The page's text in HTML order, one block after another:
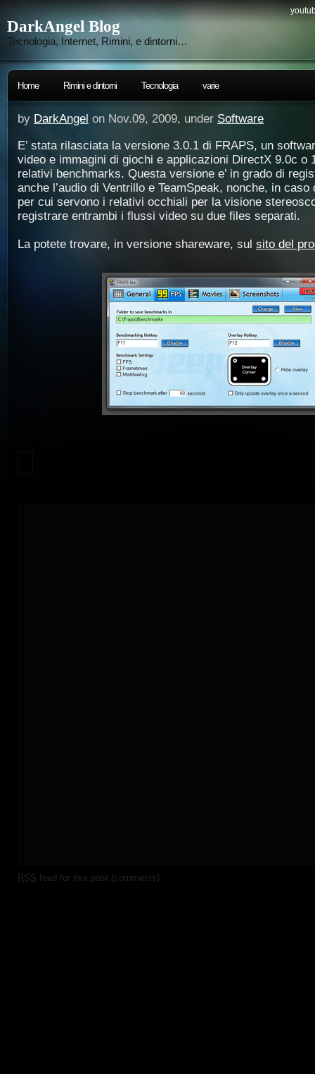
DarkAngel Blog
Tecnologia, Internet, Rimini, e dintorni…
Home Rimini e dintorni Tecnologia varie
by DarkAngel on Nov.09, 2009, under Software
E’ stata rilasciata la versione 3.0.1 di FRAPS, un
video e immagini di giochi e applicazioni DirectX 9.0c o
relativi benchmarks. Questa versione e’ in grado di
anche l’audio di Ventrillo e TeamSpeak, nonche, in
per cui servono i relativi occhiali per la visione
registrare entrambi i flussi video su due files separati.
La potete trovare, in versione shareware, sul sito del
RSS feed for this post (comments)